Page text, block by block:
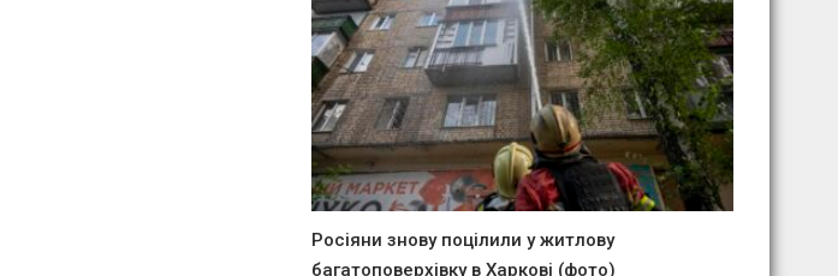
Росіяни знову поцілили у житлову
багатоповерхівку в Харкові (фото)